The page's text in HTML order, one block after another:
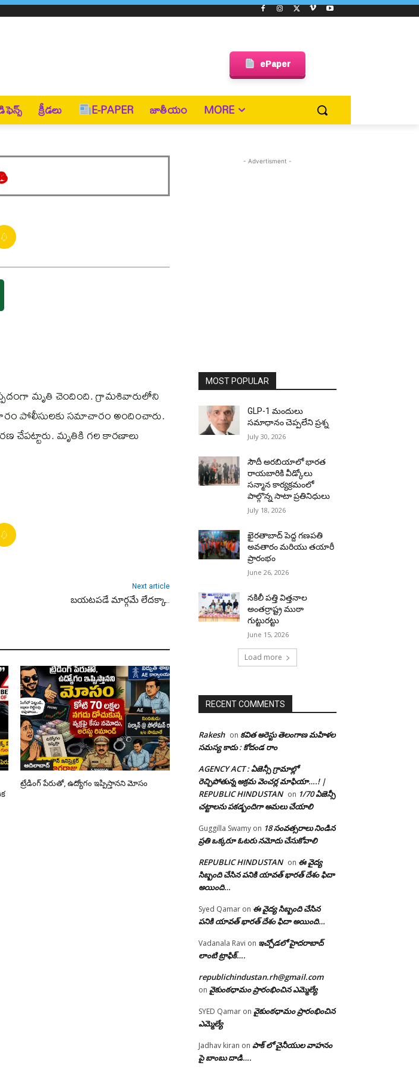
ePaper
క్రీడలు E-PAPER జాతీయం MORE
మృతి చెందింది. గ్రామశివారులోని
పోలీసులకు సమాచారం అందించారు.
చేపట్టారు. మృతికి గల కారణాలు
Next article
బయటపడే మార్గమే లేదక్కా..
ఆదిలాబాద్
ట్రేడింగ్ పేరుతో, ఉద్యోగం ఇప్పిస్తానని మోసం
- Advertisment -
MOST POPULAR
GLP-1 మందులు
సమాధానం చెప్పలేని ప్రశ్న
July 30, 2026
సౌదీ అరబియాలో భారత
రాయబారికి వీడ్కోలు
సన్మాన కార్యక్రమంలో
పాల్గొన్న సాటా ప్రతినిధులు
July 18, 2026
ఖైరతాబాద్ పెద్ద గణపతి
అవతారం మరియు తయారీ
ప్రారంభం
June 26, 2026
నకిలీ పత్తి విత్తనాల
అంతర్రాష్ట్ర ముఠా
గుట్టురట్టు
June 15, 2026
Load more
RECENT COMMENTS
Rakesh on కవిత అరెస్టు తెలంగాణ మహిళల
సమస్య కాదు : కోదండ రాం
AGENCY ACT : ఏజెన్సీ గ్రామాల్లో
రెచ్చిపోతున్న అక్రమ వెంచర్ల మాఫియా….! |
REPUBLIC HINDUSTAN on 1/70 ఏజెన్సీ
చట్టాలను పకడ్బందిగా అమలు చేయాలి
Guggilla Swamy on 18 సంవత్సరాలు నిండిన
ప్రతి ఒక్కరూ ఓటరు నమోదు చేసుకోవాలి
REPUBLIC HINDUSTAN on ఈ వైద్య
సిబ్బంది చేసిన పనికి యావత్ భారత్ దేశం ఫిదా
అయింది…
Syed Qamar on ఈ వైద్య సిబ్బంది చేసిన
పనికి యావత్ భారత్ దేశం ఫిదా అయింది…
Vadanala Ravi on ఇచ్చోడలో హైదరాబాద్
లాంటి ట్రాఫిక్….
republichindustan.rh@gmail.com
on వైకుంఠధామం ప్రారంభించిన ఎమ్మెల్యే
SYED Qamar on వైకుంఠధామం ప్రారంభించిన
ఎమ్మెల్యే
Jadhav kiran on పాక్ లో చైనీయుల వాహనం
పై బాంబు దాడి….